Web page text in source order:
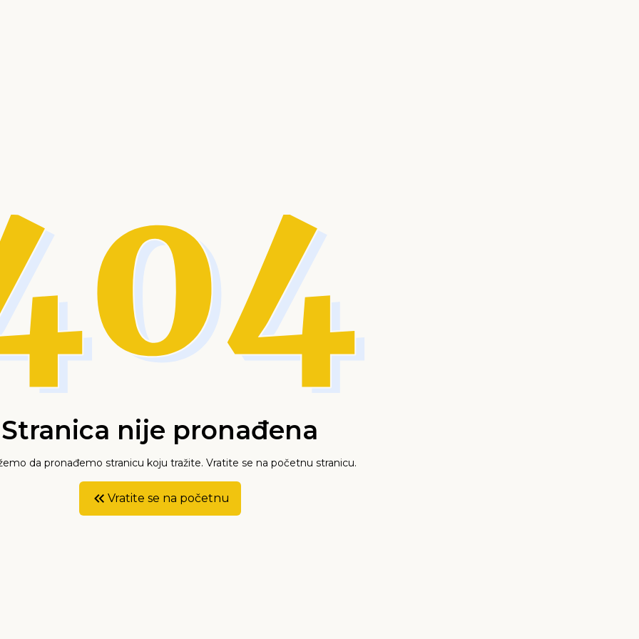
Stranica nije pronađena
da pronađemo stranicu koju tražite. Vratite se na početnu stranicu.
Vratite se na početnu